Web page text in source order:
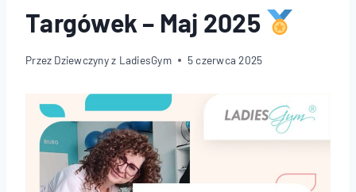
Targówek – Maj 2025
Przez Dziewczyny z LadiesGym 5 czerwca 2025